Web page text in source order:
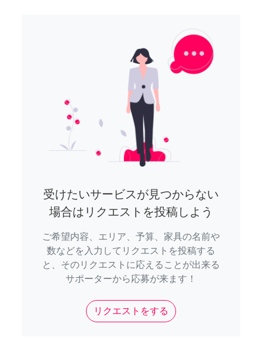
受けたいサービスが見つからない
場合はリクエストを投稿しよう
ご希望内容、エリア、予算、家具の名前や
数などを入力してリクエストを投稿する
と、そのリクエストに応えることが出来る
サポーターから応募が来ます！
リクエストをする